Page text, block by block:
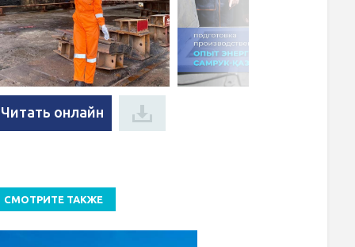
Читать онлайн
СМОТРИТЕ ТАКЖЕ